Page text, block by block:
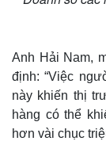
Anh Hải Nam,
định: “Việc
này khiến thị
hàng có thể
hơn vài chục